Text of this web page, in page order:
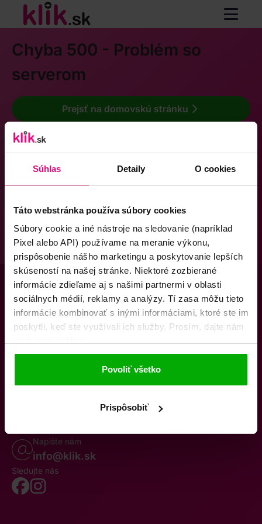
Súhlas Detaily O cookies
Táto webstránka používa súbory cookies
Súbory cookie a iné nástroje na sledovanie (napríklad
Pixel alebo API) používame na meranie výkonu,
prispôsobenie nášho marketingu a poskytovanie lepších
skúseností na našej stránke. Niektoré zozbierané
informácie zdieľame aj s našimi partnermi v oblasti
sociálnych médií, reklamy a analýzy. Tí zasa môžu tieto
informácie kombinovať s inými informáciami, ktoré ste im
poskytli, keď ste využívali ich služby. Prosím, dajte nám
Povoliť všetko
Prispôsobiť
Chyba 500 - Problém so
serverom
Prejsť na domovskú stránku
O násKontaktyK stiahnutiuObchodné podmienky
Odstúpenie od zmluvy
Oznámenie o cezhraničnej fúziiReklamačný poriadok
Volajte po–pia 8–19
Napište nám
info@klik.sk
Sledujte nás